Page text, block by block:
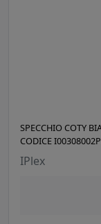
SPECCHIO COTY
CODICE
IPlex